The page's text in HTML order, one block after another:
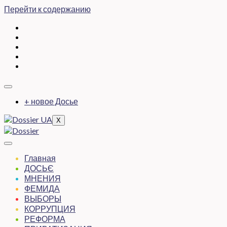
Перейти к содержанию
+ новое Досье
X
Главная
ДОСЬЄ
МНЕНИЯ
ФЕМИДА
ВЫБОРЫ
КОРРУПЦИЯ
РЕФОРМА